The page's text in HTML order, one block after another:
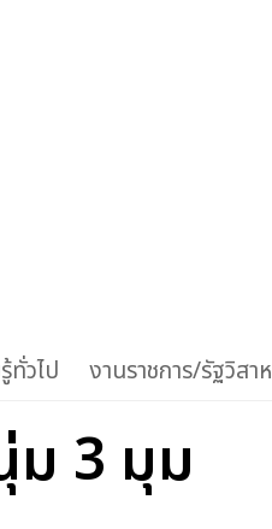
ทั่วไป งานราชการ/รัฐวิส
ม 3 มุม